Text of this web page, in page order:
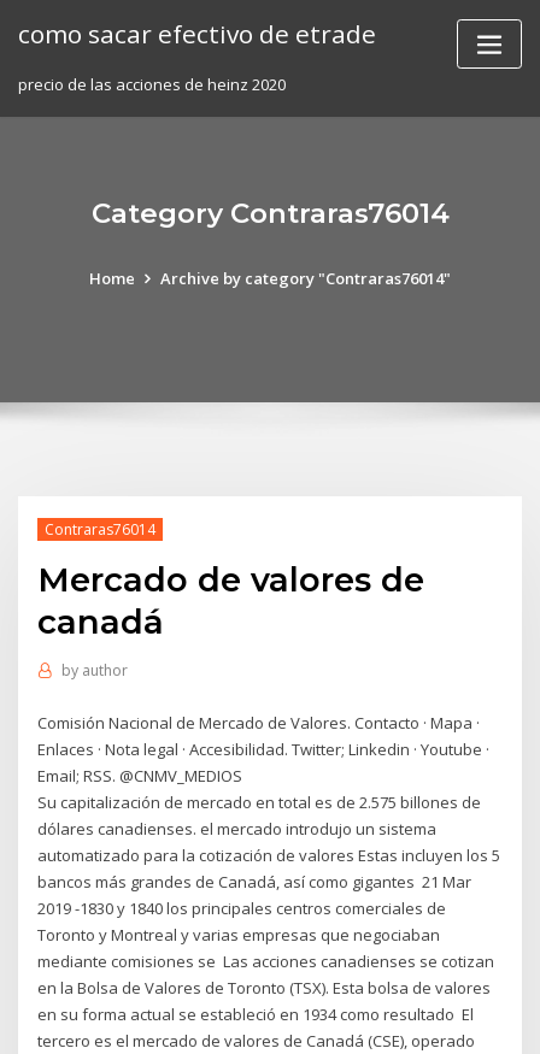
como sacar efectivo de etrade
precio de las acciones de heinz 2020
Category Contraras76014
Home Archive by category "Contraras76014"
Contraras76014
Mercado de valores de
canadá
by author
Comisión Nacional de Mercado de Valores. Contacto · Mapa ·
Enlaces · Nota legal · Accesibilidad. Twitter; Linkedin · Youtube ·
Email; RSS. @CNMV_MEDIOS
Su capitalización de mercado en total es de 2.575 billones de
dólares canadienses. el mercado introdujo un sistema
automatizado para la cotización de valores Estas incluyen los 5
bancos más grandes de Canadá, así como gigantes 21 Mar
2019 -1830 y 1840 los principales centros comerciales de
Toronto y Montreal y varias empresas que negociaban
mediante comisiones se Las acciones canadienses se cotizan
en la Bolsa de Valores de Toronto (TSX). Esta bolsa de valores
en su forma actual se estableció en 1934 como resultado El
tercero es el mercado de valores de Canadá (CSE), operado